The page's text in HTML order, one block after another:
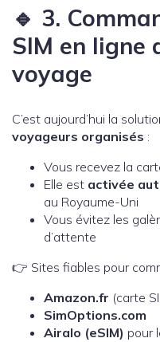
🔹 3.
SIM en ligne
voyage
C’est aujourd’hui la
voyageurs organisés :
Vous recevez la
Elle est activée
au Royaume-Uni
Vous évitez les
d’attente
👉 Sites fiables pour
Amazon.fr (carte
SimOptions.com
Airalo (eSIM) pour